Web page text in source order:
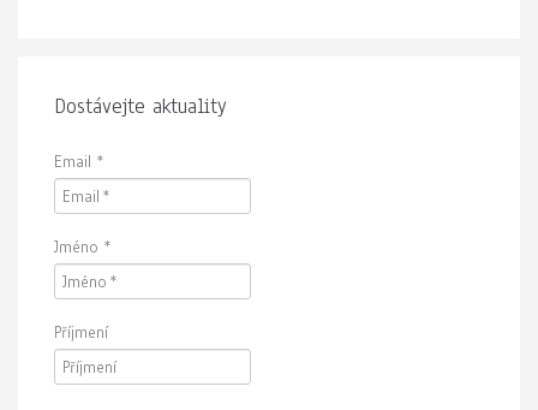
Dostávejte aktuality
Email *
Jméno *
Příjmení